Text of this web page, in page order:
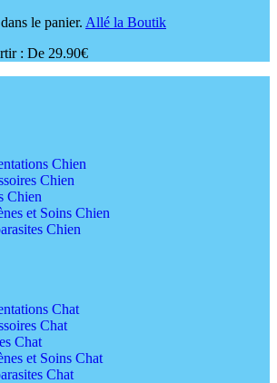
le panier. Allé la Boutik
: De 29.90€
Chien
Chien
Chien
et Soins Chien
Chien
Chat
Chat
Chat
et Soins Chat
Chat